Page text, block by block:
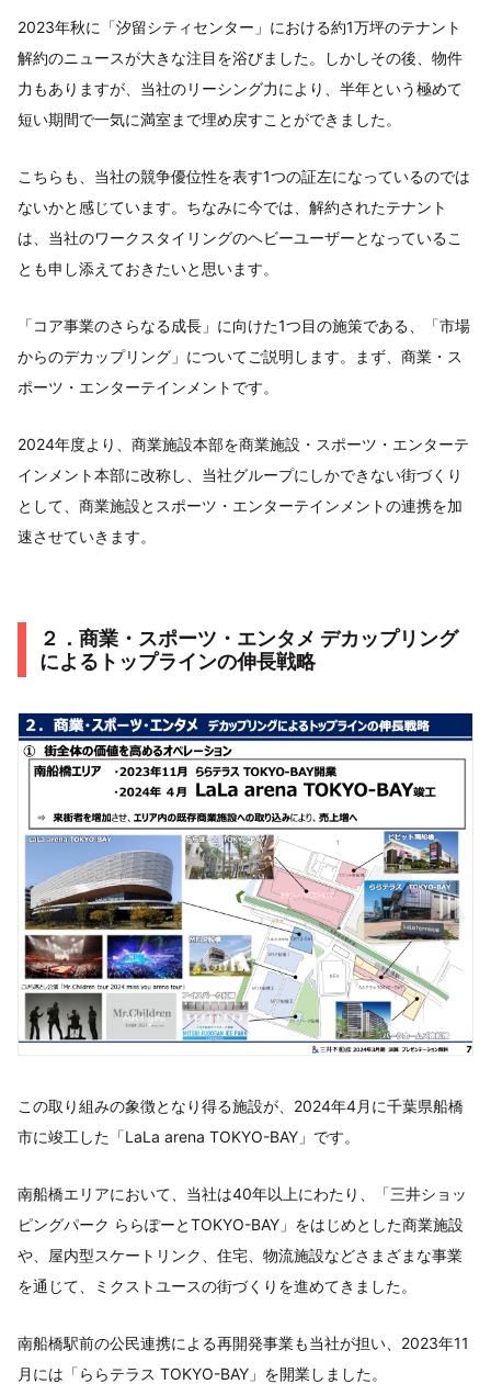
2023年秋に「汐留シティセンター」における約1万坪のテナント
解約のニュースが大きな注目を浴びました。しかしその後、物件
力もありますが、当社のリーシング力により、半年という極めて
短い期間で一気に満室まで埋め戻すことができました。
こちらも、当社の競争優位性を表す1つの証左になっているのでは
ないかと感じています。ちなみに今では、解約されたテナント
は、当社のワークスタイリングのヘビーユーザーとなっているこ
とも申し添えておきたいと思います。
「コア事業のさらなる成長」に向けた1つ目の施策である、「市場
からのデカップリング」についてご説明します。まず、商業・ス
ポーツ・エンターテインメントです。
2024年度より、商業施設本部を商業施設・スポーツ・エンターテ
インメント本部に改称し、当社グループにしかできない街づくり
として、商業施設とスポーツ・エンターテインメントの連携を加
速させていきます。
２．商業・スポーツ・エンタメ デカップリング
によるトップラインの伸長戦略
この取り組みの象徴となり得る施設が、2024年4月に千葉県船橋
市に竣工した「LaLa arena TOKYO-BAY」です。
南船橋エリアにおいて、当社は40年以上にわたり、「三井ショッ
ピングパーク ららぽーとTOKYO-BAY」をはじめとした商業施設
や、屋内型スケートリンク、住宅、物流施設などさまざまな事業
を通じて、ミクストユースの街づくりを進めてきました。
南船橋駅前の公民連携による再開発事業も当社が担い、2023年11
月には「ららテラス TOKYO-BAY」を開業しました。